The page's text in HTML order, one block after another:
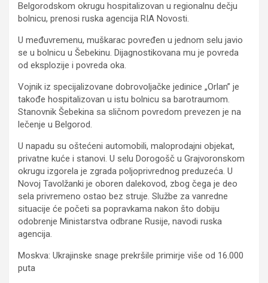
Belgorodskom okrugu hospitalizovan u regionalnu dečju
bolnicu, prenosi ruska agencija RIA Novosti.
U međuvremenu, muškarac povređen u jednom selu javio
se u bolnicu u Šebekinu. Dijagnostikovana mu je povreda
od eksplozije i povreda oka.
Vojnik iz specijalizovane dobrovoljačke jedinice „Orlan” je
takođe hospitalizovan u istu bolnicu sa barotraumom.
Stanovnik Šebekina sa sličnom povredom prevezen je na
lečenje u Belgorod.
U napadu su oštećeni automobili, maloprodajni objekat,
privatne kuće i stanovi. U selu Dorogošč u Grajvoronskom
okrugu izgorela je zgrada poljoprivrednog preduzeća. U
Novoj Tavolžanki je oboren dalekovod, zbog čega je deo
sela privremeno ostao bez struje. Službe za vanredne
situacije će početi sa popravkama nakon što dobiju
odobrenje Ministarstva odbrane Rusije, navodi ruska
agencija.
Moskva: Ukrajinske snage prekršile primirje više od 16.000
puta